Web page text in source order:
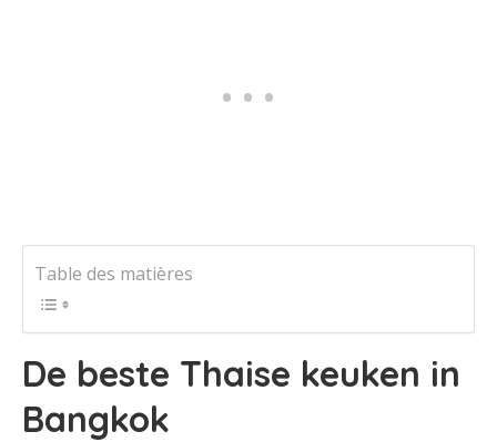
Table des matières
De beste Thaise keuken in
Bangkok